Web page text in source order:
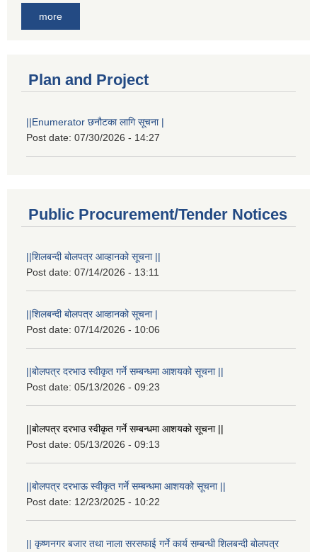
more
Plan and Project
||Enumerator छनौटका लागि सूचना |
Post date: 07/30/2026 - 14:27
Public Procurement/Tender Notices
||शिलबन्दी बोलपत्र आव्हानको सूचना ||
Post date: 07/14/2026 - 13:11
||शिलबन्दी बोलपत्र आव्हानको सूचना |
Post date: 07/14/2026 - 10:06
||बोलपत्र दरभाउ स्वीकृत गर्ने सम्बन्धमा आशयको सूचना ||
Post date: 05/13/2026 - 09:23
||बोलपत्र दरभाउ स्वीकृत गर्ने सम्बन्धमा आशयको सूचना ||
Post date: 05/13/2026 - 09:13
||बोलपत्र दरभाऊ स्वीकृत गर्ने सम्बन्धमा आशयको सूचना ||
Post date: 12/23/2025 - 10:22
|| कृष्णनगर बजार तथा नाला सरसफाई गर्ने कार्य सम्बन्धी शिलबन्दी बोलपत्र